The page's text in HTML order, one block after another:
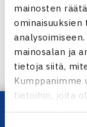
mainosten
ominaisuuksien
mainosalan ja
tietoja siitä,
Kumppanimme
tietoihin, joita
kun olet
Jaa:
← Edellinen